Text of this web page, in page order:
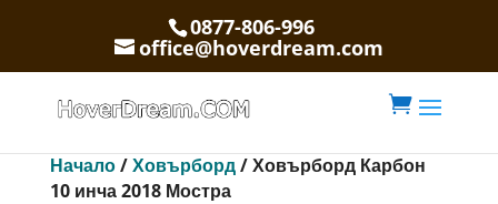
0877-806-996
office@hoverdream.com

Начало/Ховърборд/ Ховърборд Карбон
10 инча 2018 Мостра